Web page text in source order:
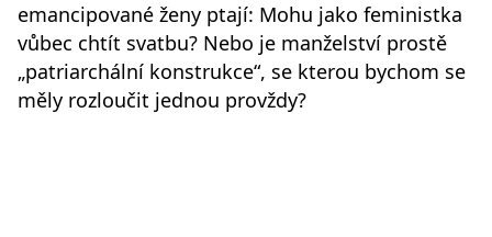
emancipované ženy ptají: Mohu jako feministka
vůbec chtít svatbu? Nebo je manželství prostě
„patriarchální konstrukce“, se kterou bychom se
měly rozloučit jednou provždy?